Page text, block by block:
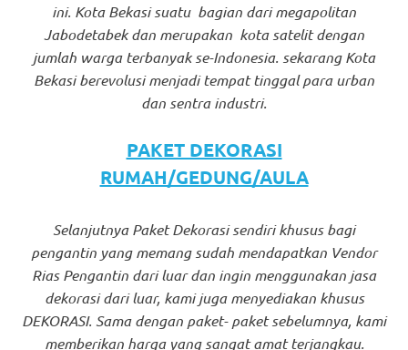
ini. Kota Bekasi suatu bagian dari megapolitan
Jabodetabek dan merupakan kota satelit dengan
jumlah warga terbanyak se-Indonesia. sekarang Kota
Bekasi berevolusi menjadi tempat tinggal para urban
dan sentra industri.
PAKET DEKORASI
RUMAH/GEDUNG/AULA
Selanjutnya Paket Dekorasi sendiri khusus bagi
pengantin yang memang sudah mendapatkan Vendor
Rias Pengantin dari luar dan ingin menggunakan jasa
dekorasi dari luar, kami juga menyediakan khusus
DEKORASI. Sama dengan paket- paket sebelumnya, kami
memberikan harga yang sangat amat terjangkau.